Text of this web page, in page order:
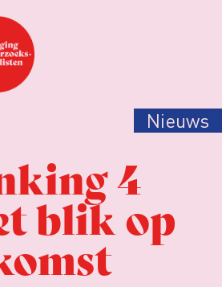
Nieuws
4
blik op